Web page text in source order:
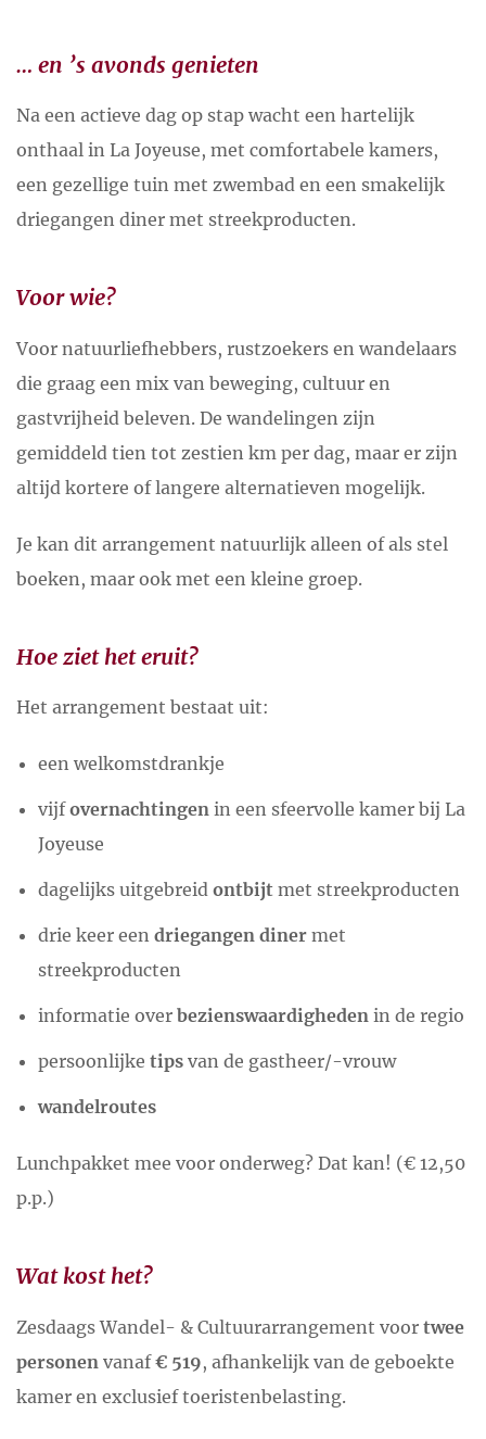
… en ’s avonds genieten
Na een actieve dag op stap wacht een hartelijk
onthaal in La Joyeuse, met comfortabele kamers,
een gezellige tuin met zwembad en een smakelijk
driegangen diner met streekproducten.
Voor wie?
Voor natuurliefhebbers, rustzoekers en wandelaars
die graag een mix van beweging, cultuur en
gastvrijheid beleven. De wandelingen zijn
gemiddeld tien tot zestien km per dag, maar er zijn
altijd kortere of langere alternatieven mogelijk.
Je kan dit arrangement natuurlijk alleen of als stel
boeken, maar ook met een kleine groep.
Hoe ziet het eruit?
Het arrangement bestaat uit:
een welkomstdrankje
vijfovernachtingen in een sfeervolle kamer bij La
Joyeuse
dagelijks uitgebreid ontbijt met streekproducten
drie keer een driegangen diner met
streekproducten
informatie over bezienswaardigheden in de regio
persoonlijke tips van de gastheer/-vrouw
wandelroutes
Lunchpakket mee voor onderweg? Dat kan! (€ 12,50
p.p.)
Wat kost het?
Zesdaags Wandel- & Cultuurarrangement voor twee
personen vanaf€ 519, afhankelijk van de geboekte
kamer en exclusief toeristenbelasting.